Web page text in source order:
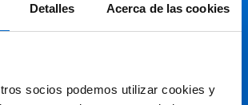
Detalles Acerca de las cookies
socios podemos utilizar cookies y
Médica